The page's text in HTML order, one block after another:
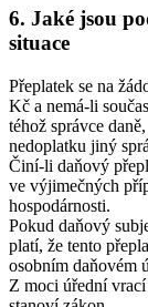
6. Jaké jsou
situace
Přeplatek se na
Kč a nemá-li
téhož správce
nedoplatku jiný
Činí-li daňový
ve výjimečných
hospodárnosti.
Pokud daňový
platí, že tento
osobním daňovém
Z moci úřední